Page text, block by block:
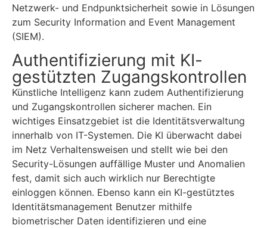
Netzwerk- und Endpunktsicherheit sowie in Lösungen
zum Security Information and Event Management
(SIEM).
Authentifizierung mit KI-
gestützten Zugangskontrollen
Künstliche Intelligenz kann zudem Authentifizierung
und Zugangskontrollen sicherer machen. Ein
wichtiges Einsatzgebiet ist die Identitätsverwaltung
innerhalb von IT-Systemen. Die KI überwacht dabei
im Netz Verhaltensweisen und stellt wie bei den
Security-Lösungen auffällige Muster und Anomalien
fest, damit sich auch wirklich nur Berechtigte
einloggen können. Ebenso kann ein KI-gestütztes
Identitätsmanagement Benutzer mithilfe
biometrischer Daten identifizieren und eine